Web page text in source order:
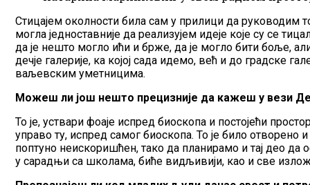
Стицајем околности била сам у прилици да
могла једноставније да реализујем идеје које су се
да је нешто могло ићи и брже, да је могло бити боље,
дечје галерије, ка којој сада идемо, већ и до градске
ваљевским уметницима.
Можеш ли још нешто прецизније да кажеш у вези
То је, уствари фоаје испред биоскопа и постојећи
управо ту, испред самог биоскопа. То је било отворено
поптуно неискоришћен, тако да планирамо и тај део
у сарадњи са школама, биће видљивији, као и све